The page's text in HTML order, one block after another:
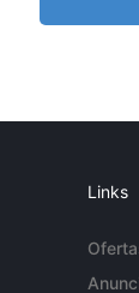
Links